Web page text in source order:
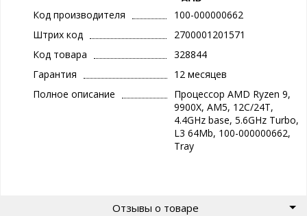
Код производителя
100-000000662
Штрих код
2700001201571
Код товара
328844
Гарантия
12 месяцев
Полное описание
Процессор AMD Ryzen 9,
9900X, AM5, 12C/24T,
4.4GHz base, 5.6GHz Turbo,
L3 64Mb, 100-000000662,
Tray
Отзывы о товаре